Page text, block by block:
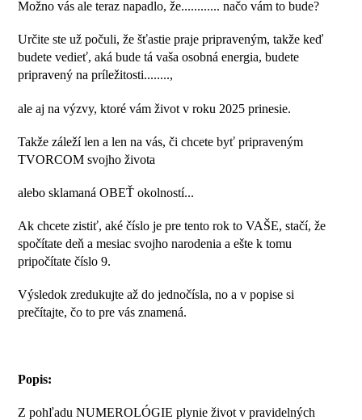
Možno vás ale teraz napadlo, že............ načo vám to bude?
Určite ste už počuli, že šťastie praje pripraveným, takže keď
budete vedieť, aká bude tá vaša osobná energia, budete
pripravený na príležitosti........,
ale aj na výzvy, ktoré vám život v roku 2025 prinesie.
Takže záleží len a len na vás, či chcete byť pripraveným
TVORCOM svojho života
alebo sklamaná OBEŤ okolností...
Ak chcete zistiť, aké číslo je pre tento rok to VAŠE, stačí, že
spočítate deň a mesiac svojho narodenia a ešte k tomu
pripočítate číslo 9.
Výsledok zredukujte až do jednočísla, no a v popise si
prečítajte, čo to pre vás znamená.
Popis:
Z pohľadu NUMEROLÓGIE plynie život v pravidelných